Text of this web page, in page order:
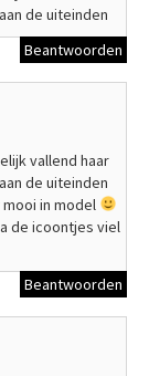
de uiteinden
Beantwoorden
vallend haar
de uiteinden
in model
de icoontjes viel
Beantwoorden